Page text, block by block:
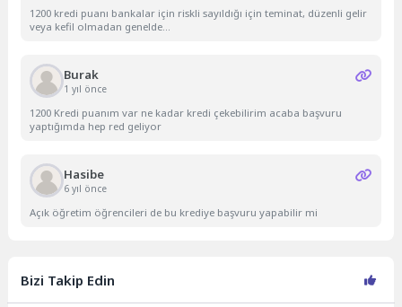
1200 kredi puanı bankalar için riskli sayıldığı için teminat, düzenli gelir
veya kefil olmadan genelde...
Burak
1 yıl önce
1200 Kredi puanım var ne kadar kredi çekebilirim acaba başvuru
yaptığımda hep red geliyor
Hasibe
6 yıl önce
Açık öğretim öğrencileri de bu krediye başvuru yapabilir mi
Bizi Takip Edin